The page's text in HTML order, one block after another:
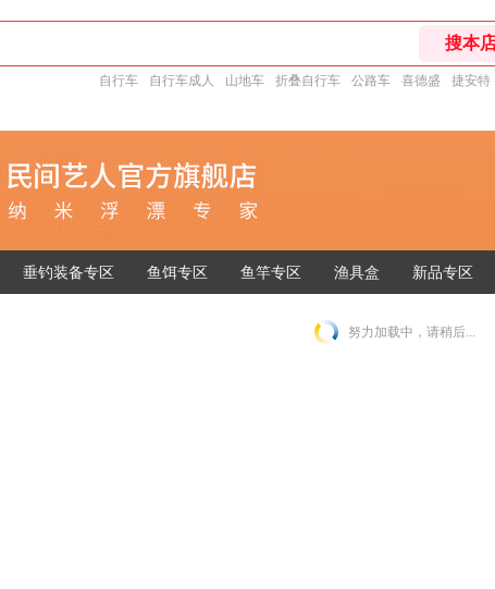
自行车 自行车成人 山地车 折叠自行车 公路车 喜德盛 捷安特
垂钓装备专区 鱼饵专区 鱼竿专区 渔具盒 新品专区
努力加载中，请稍后...